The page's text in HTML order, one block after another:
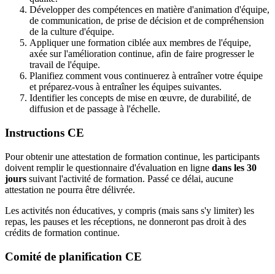
Développer des compétences en matière d'animation d'équipe,
de communication, de prise de décision et de compréhension
de la culture d'équipe.
Appliquer une formation ciblée aux membres de l'équipe,
axée sur l'amélioration continue, afin de faire progresser le
travail de l'équipe.
Planifiez comment vous continuerez à entraîner votre équipe
et préparez-vous à entraîner les équipes suivantes.
Identifier les concepts de mise en œuvre, de durabilité, de
diffusion et de passage à l'échelle.
Instructions CE
Pour obtenir une attestation de formation continue, les participants
doivent remplir le questionnaire d'évaluation en ligne dans les 30
jours suivant l'activité de formation. Passé ce délai, aucune
attestation ne pourra être délivrée.
Les activités non éducatives, y compris (mais sans s'y limiter) les
repas, les pauses et les réceptions, ne donneront pas droit à des
crédits de formation continue.
Comité de planification CE